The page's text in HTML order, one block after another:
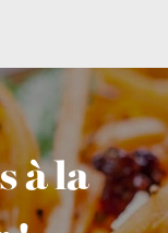
à la